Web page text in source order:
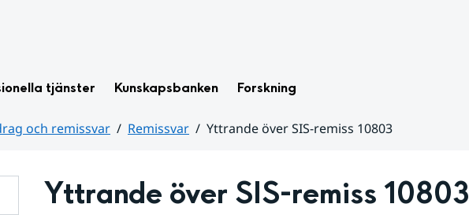
tjänster Kunskapsbanken Forskning
och remissvar Remissvar
Yttrande över SIS-remiss 10803
Yttrande över SIS-remiss 10803